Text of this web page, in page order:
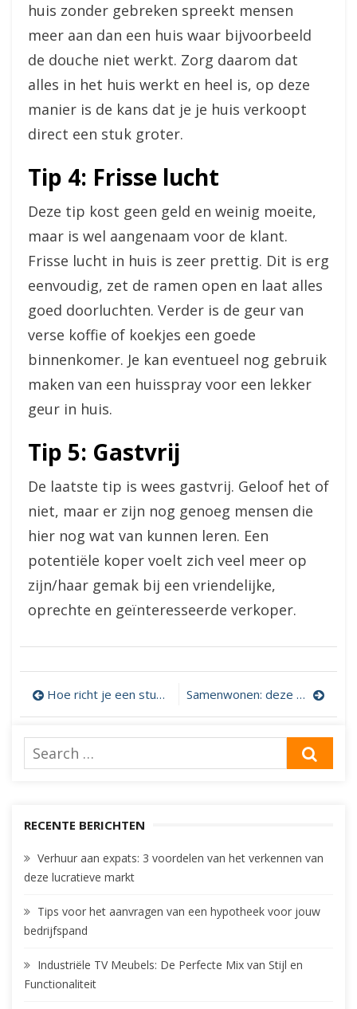
huis zonder gebreken spreekt mensen
meer aan dan een huis waar bijvoorbeeld
de douche niet werkt. Zorg daarom dat
alles in het huis werkt en heel is, op deze
manier is de kans dat je je huis verkoopt
direct een stuk groter.
Tip 4: Frisse lucht
Deze tip kost geen geld en weinig moeite,
maar is wel aangenaam voor de klant.
Frisse lucht in huis is zeer prettig. Dit is erg
eenvoudig, zet de ramen open en laat alles
goed doorluchten. Verder is de geur van
verse koffie of koekjes een goede
binnenkomer. Je kan eventueel nog gebruik
maken van een huisspray voor een lekker
geur in huis.
Tip 5: Gastvrij
De laatste tip is wees gastvrij. Geloof het of
niet, maar er zijn nog genoeg mensen die
hier nog wat van kunnen leren. Een
potentiële koper voelt zich veel meer op
zijn/haar gemak bij een vriendelijke,
oprechte en geïnteresseerde verkoper.
Bericht
navigatie
Hoe richt je een studentenkamer in? Samenwonen: deze overwegingen moet je maken
Search
RECENTE BERICHTEN
Verhuur aan expats: 3 voordelen van het verkennen van
deze lucratieve markt
Tips voor het aanvragen van een hypotheek voor jouw
bedrijfspand
Industriële TV Meubels: De Perfecte Mix van Stijl en
Functionaliteit